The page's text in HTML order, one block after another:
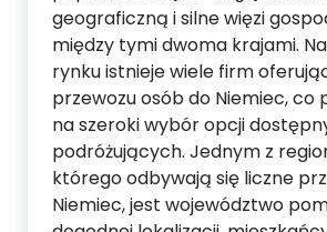
geograficzną i silne więzi
między tymi dwoma krajami.
rynku istnieje wiele firm
przewozu osób do Niemiec, co
na szeroki wybór opcji
podróżujących. Jednym z
którego odbywają się liczne
Niemiec, jest województwo